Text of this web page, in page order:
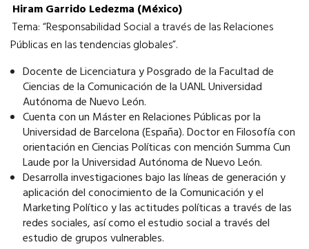
Hiram Garrido Ledezma (México)
Tema: “Responsabilidad Social a través de las Relaciones
Públicas en las tendencias globales”.
Docente de Licenciatura y Posgrado de la Facultad de
Ciencias de la Comunicación de la UANL Universidad
Autónoma de Nuevo León.
Cuenta con un Máster en Relaciones Públicas por la
Universidad de Barcelona (España). Doctor en Filosofía con
orientación en Ciencias Políticas con mención Summa Cun
Laude por la Universidad Autónoma de Nuevo León.
Desarrolla investigaciones bajo las líneas de generación y
aplicación del conocimiento de la Comunicación y el
Marketing Político y las actitudes políticas a través de las
redes sociales, así como el estudio social a través del
estudio de grupos vulnerables.